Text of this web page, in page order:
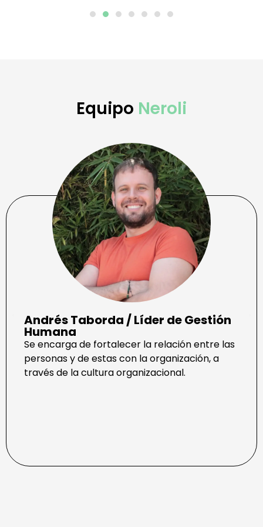
Equipo Neroli
Andrés Taborda / Líder de Gestión
Humana
Se encarga de fortalecer la relación entre las
personas y de estas con la organización, a
través de la cultura organizacional.